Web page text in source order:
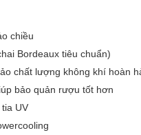
chiều
Bordeaux tiêu chuẩn)
chất lượng không khí hoàn
bảo quản rượu tốt hơn
UV